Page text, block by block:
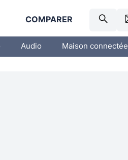
COMPARER
Audio Maison connectée